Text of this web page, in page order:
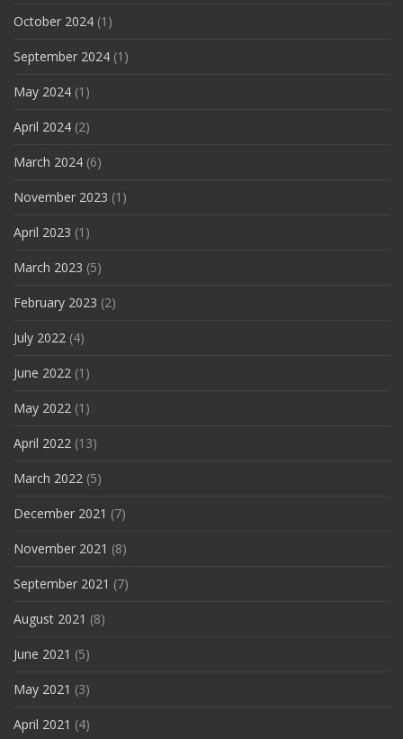
October 2024 (1)
September 2024 (1)
May 2024 (1)
April 2024 (2)
March 2024 (6)
November 2023 (1)
April 2023 (1)
March 2023 (5)
February 2023 (2)
July 2022 (4)
June 2022 (1)
May 2022 (1)
April 2022 (13)
March 2022 (5)
December 2021 (7)
November 2021 (8)
September 2021 (7)
August 2021 (8)
June 2021 (5)
May 2021 (3)
April 2021 (4)